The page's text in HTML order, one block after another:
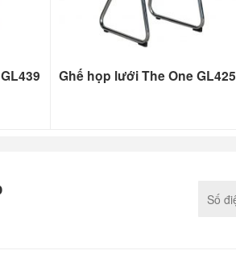
Ghế họp lưới The One GL425